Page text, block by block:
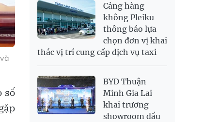
số
Cảng hàng
không Pleiku
thông báo lựa
chọn đơn vị khai
thác vị trí cung cấp dịch vụ taxi
BYD Thuận
Minh Gia Lai
khai trương
showroom đầu